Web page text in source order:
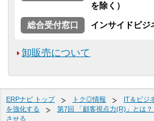
を除く）
総合受付窓口
インサイドビジ
卸販売について
ERPナビ トップ トク◎情報 IT＆ビジ
を強化する
第7回 「顧客視点力(R)」とは
させる